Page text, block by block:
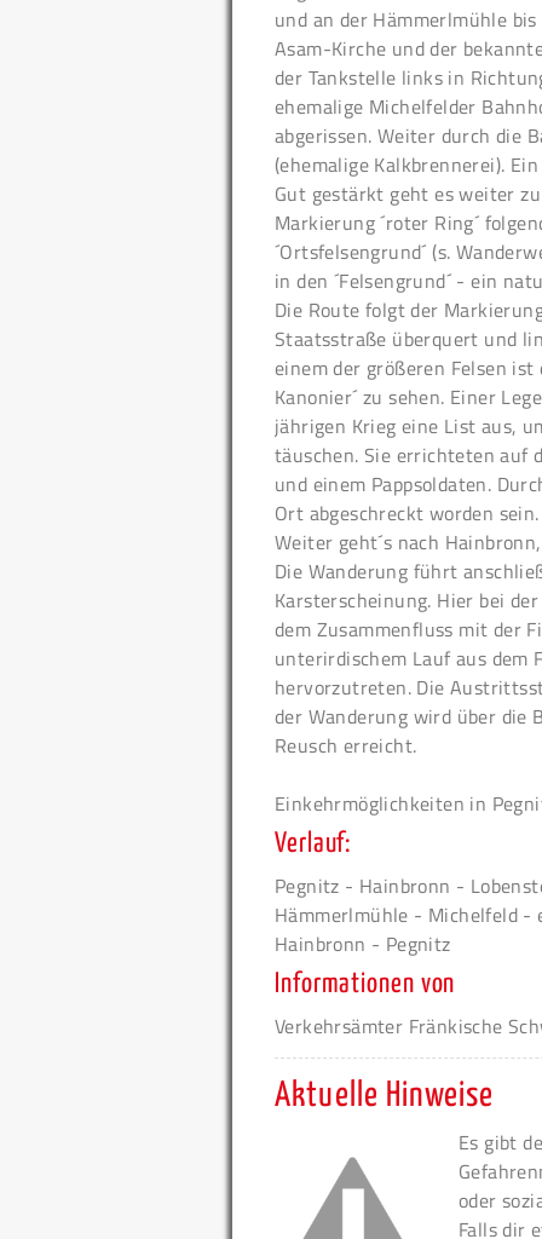
und an der Hämmerlmühle
Asam-Kirche und der
der Tankstelle links in
ehemalige Michelfelder
abgerissen. Weiter durch die
(ehemalige Kalkbrennerei).
Gut gestärkt geht es weiter
Markierung ´roter Ring´
´Ortsfelsengrund´ (s.
in den ´Felsengrund´ - ein
Die Route folgt der
Staatsstraße überquert und
einem der größeren Felsen ist
Kanonier´ zu sehen. Einer
jährigen Krieg eine List aus,
täuschen. Sie errichteten auf
und einem Pappsoldaten.
Ort abgeschreckt worden sein.
Weiter geht´s nach
Die Wanderung führt
Karsterscheinung. Hier bei
dem Zusammenfluss mit der
unterirdischem Lauf aus dem
hervorzutreten. Die
der Wanderung wird über die
Reusch erreicht.
Einkehrmöglichkeiten in
Verlauf:
Pegnitz - Hainbronn -
Hämmerlmühle - Michelfeld -
Hainbronn - Pegnitz
Informationen von
Verkehrsämter Fränkische
Aktuelle Hinweise
Es gibt
oder
Falls dir